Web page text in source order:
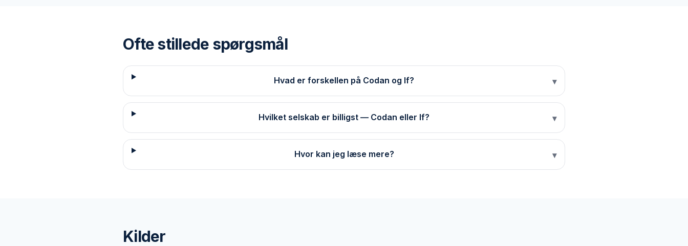
Ofte stillede spørgsmål
Hvad er forskellen på Codan og If? ▾
Hvilket selskab er billigst — Codan eller If? ▾
Hvor kan jeg læse mere? ▾
Kilder